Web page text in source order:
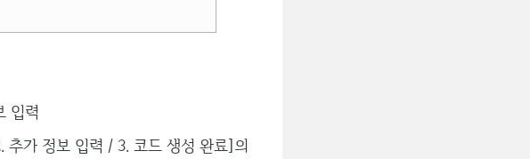
입력
추가 정보 입력 / 3. 코드 생성 완료]의